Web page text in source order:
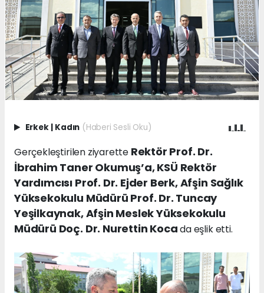
Erkek | Kadın (Haberi Sesli Oku)
Gerçekleştirilen ziyarette Rektör Prof. Dr.
İbrahim Taner Okumuş’a, KSÜ Rektör
Yardımcısı Prof. Dr. Ejder Berk, Afşin Sağlık
Yüksekokulu Müdürü Prof. Dr. Tuncay
Yeşilkaynak, Afşin Meslek Yüksekokulu
Müdürü Doç. Dr. Nurettin Kocada eşlik etti.